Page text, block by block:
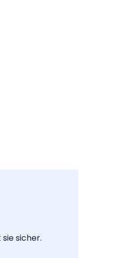
sicher.